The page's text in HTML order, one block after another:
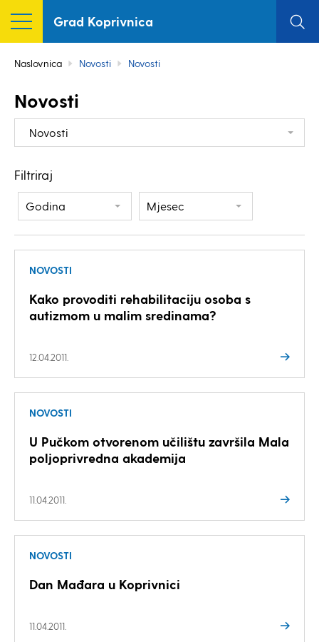
Grad Koprivnica
Naslovnica Novosti Novosti
Novosti
Novosti
Filtriraj
Godina Mjesec
NOVOSTI
Kako provoditi rehabilitaciju osoba s
autizmom u malim sredinama?
12.04.2011.
NOVOSTI
U Pučkom otvorenom učilištu završila Mala
poljoprivredna akademija
11.04.2011.
NOVOSTI
Dan Mađara u Koprivnici
11.04.2011.